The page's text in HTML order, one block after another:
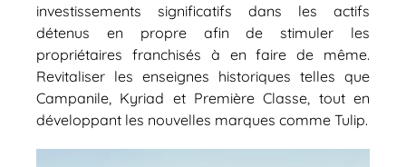
investissements significatifs dans les actifs
détenus en propre afin de stimuler les
propriétaires franchisés à en faire de même.
Revitaliser les enseignes historiques telles que
Campanile, Kyriad et Première Classe, tout en
développant les nouvelles marques comme Tulip.